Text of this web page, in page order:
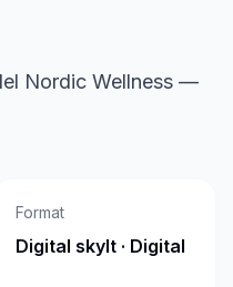
Nordic Wellness —
Format
Digital skylt · Digital